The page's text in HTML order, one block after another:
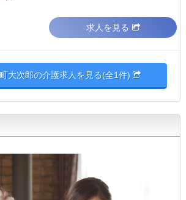
求人を見る
大次郎の介護求人を見る(全1件)